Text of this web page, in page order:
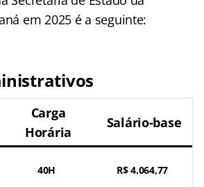
em 2025 é a seguinte:
Carga
Horária
Salário-base
40H R$ 4.064,77